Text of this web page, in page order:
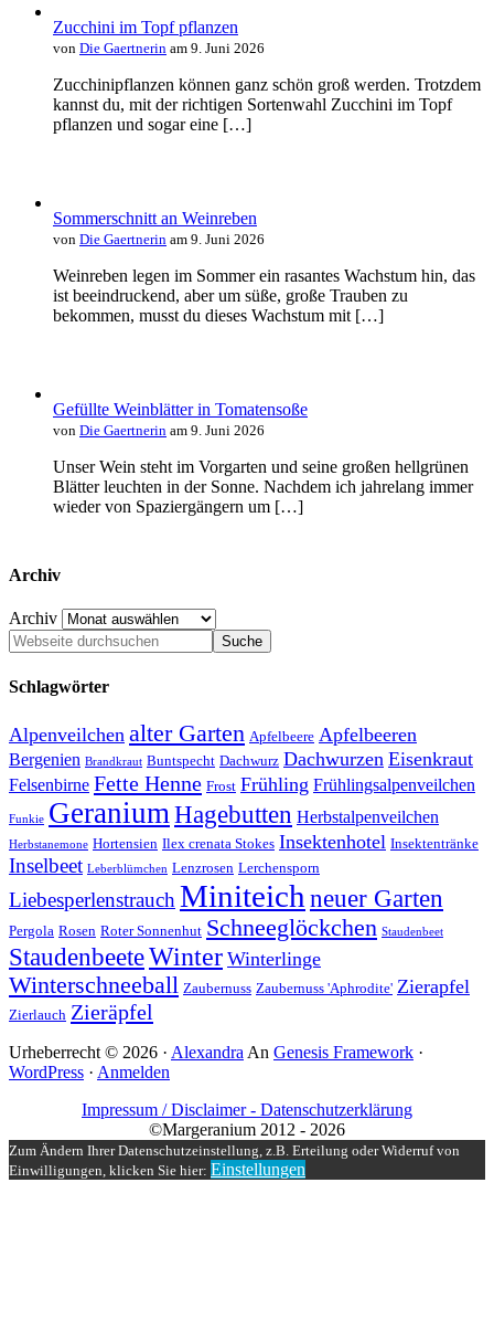
Zucchini im Topf pflanzen
von Die Gaertnerin am 9. Juni 2026
Zucchinipflanzen können ganz schön groß werden. Trotzdem
kannst du, mit der richtigen Sortenwahl Zucchini im Topf
pflanzen und sogar eine […]
Sommerschnitt an Weinreben
von Die Gaertnerin am 9. Juni 2026
Weinreben legen im Sommer ein rasantes Wachstum hin, das
ist beeindruckend, aber um süße, große Trauben zu
bekommen, musst du dieses Wachstum mit […]
Gefüllte Weinblätter in Tomatensoße
von Die Gaertnerin am 9. Juni 2026
Unser Wein steht im Vorgarten und seine großen hellgrünen
Blätter leuchten in der Sonne. Nachdem ich jahrelang immer
wieder von Spaziergängern um […]
Archiv
Archiv
Schlagwörter
Alpenveilchen alter Garten Apfelbeere Apfelbeeren
Bergenien Brandkraut Buntspecht Dachwurz Dachwurzen Eisenkraut
Felsenbirne Fette Henne Frost Frühling Frühlingsalpenveilchen
Funkie GeraniumHagebutten Herbstalpenveilchen
Herbstanemone Hortensien Ilex crenata Stokes Insektenhotel Insektentränke
Inselbeet Leberblümchen Lenzrosen Lerchensporn
Liebesperlenstrauch Miniteich neuer Garten
Pergola Rosen Roter Sonnenhut Schneeglöckchen Staudenbeet
StaudenbeeteWinter Winterlinge
Winterschneeball Zaubernuss Zaubernuss 'Aphrodite' Zierapfel
Zierlauch Zieräpfel
Urheberrecht © 2026 · Alexandra An Genesis Framework ·
WordPress · Anmelden
Impressum / Disclaimer - Datenschutzerklärung
©Margeranium 2012 - 2026
Zum Ändern Ihrer Datenschutzeinstellung, z.B. Erteilung oder Widerruf von
Einwilligungen, klicken Sie hier: Einstellungen